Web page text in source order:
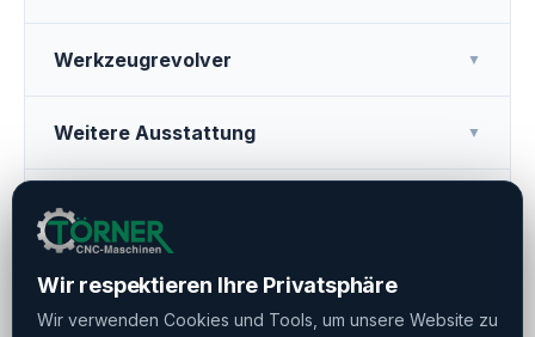
Werkzeugrevolver ▼
Weitere Ausstattung ▼
Abstand Zwischen Den Spannbacken
Stangenlademagazin
Wir respektieren Ihre Privatsphäre
Wir verwenden Cookies und Tools, um unsere Website zu